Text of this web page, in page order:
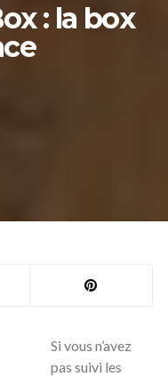
: la box
Si vous n’avez
pas suivi les